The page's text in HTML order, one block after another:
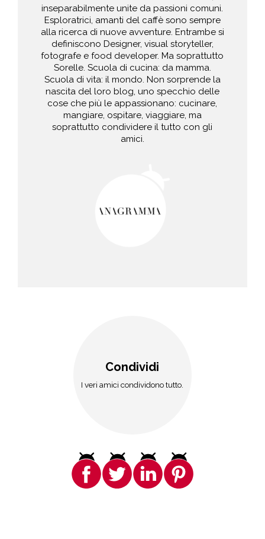
inseparabilmente unite da passioni comuni.
Esploratrici, amanti del caffè sono sempre
alla ricerca di nuove avventure. Entrambe si
definiscono Designer, visual storyteller,
fotografe e food developer. Ma soprattutto
Sorelle. Scuola di cucina: da mamma.
Scuola di vita: il mondo. Non sorprende la
nascita del loro blog, uno specchio delle
cose che più le appassionano: cucinare,
mangiare, ospitare, viaggiare, ma
soprattutto condividere il tutto con gli
amici.
Condividi
I veri amici condividono tutto.